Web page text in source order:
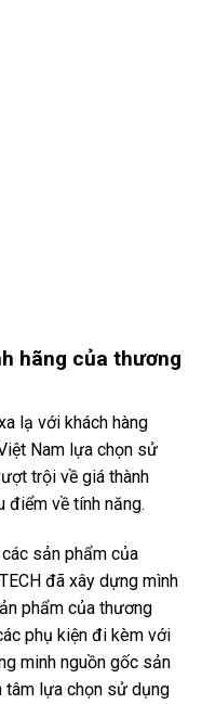
hãng của thương
lạ với khách hàng
Nam lựa chọn sử
trội về giá thành
điểm về tính năng.
sản phẩm của
đã xây dựng mình
phẩm của thương
phụ kiện đi kèm với
minh nguồn gốc sản
tâm lựa chọn sử dụng